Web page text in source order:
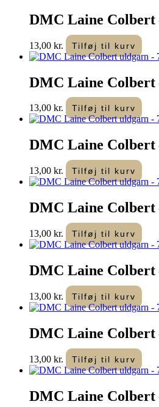
DMC Laine Colbert
13,00 kr. Tilføj til kurv
DMC Laine Colbert
13,00 kr. Tilføj til kurv
DMC Laine Colbert
13,00 kr. Tilføj til kurv
DMC Laine Colbert
13,00 kr. Tilføj til kurv
DMC Laine Colbert
13,00 kr. Tilføj til kurv
DMC Laine Colbert
13,00 kr. Tilføj til kurv
DMC Laine Colbert